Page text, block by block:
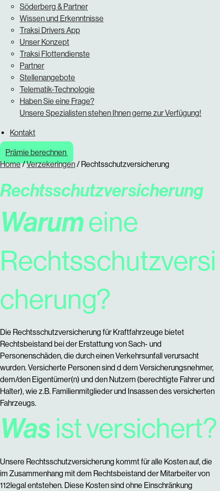
Söderberg & Partner
Wissen und Erkenntnisse
Traksi Drivers App
Unser Konzept
Traksi Flottendienste
Partner
Stellenangebote
Telematik-Technologie
Haben Sie eine Frage?
Unsere Spezialisten stehen Ihnen gerne zur Verfügung!
Kontakt
Prämie berechnen
Home/Verzekeringen/ Rechtsschutzversicherung
Rechtsschutzversicherung
Warumeine
Rechtsschutzversi
cherung?
Die Rechtsschutzversicherung für Kraftfahrzeuge bietet
Rechtsbeistand bei der Erstattung von Sach- und
Personenschäden, die durch einen Verkehrsunfall verursacht
wurden. Versicherte Personen sind d dem Versicherungsnehmer,
dem/den Eigentümer(n) und den Nutzern (berechtigte Fahrer und
Halter), wie z.B. Familienmitglieder und Insassen des versicherten
Fahrzeugs.
Was ist versichert?
Unsere Rechtsschutzversicherung kommt für alle Kosten auf, die
im Zusammenhang mit dem Rechtsbeistand der Mitarbeiter von
112legal entstehen. Diese Kosten sind ohne Einschränkung